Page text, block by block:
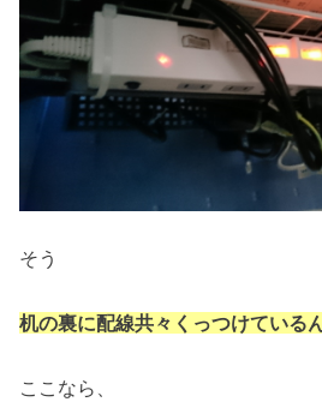
そう
机の裏に配線共々くっつけている
ここなら、